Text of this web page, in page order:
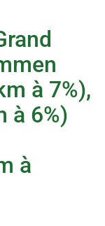
à 7%),
à 6%)
à